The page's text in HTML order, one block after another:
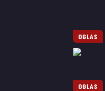
OGLAS
OGLAS